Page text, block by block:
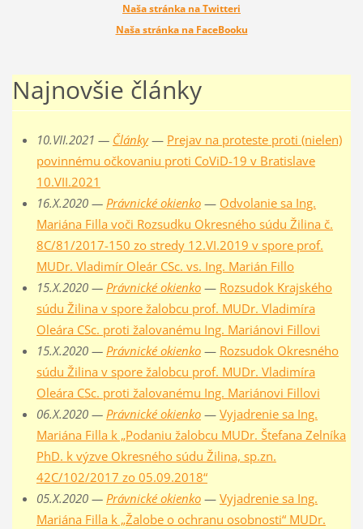
Naša stránka na Twitteri
Naša stránka na FaceBooku
Najnovšie články
10.VII.2021 — Články— Prejav na proteste proti (nielen)
povinnému očkovaniu proti CoViD-19 v Bratislave
10.VII.2021
16.X.2020 — Právnické okienko— Odvolanie sa Ing.
Mariána Filla voči Rozsudku Okresného súdu Žilina č.
8C/81/2017-150 zo stredy 12.VI.2019 v spore prof.
MUDr. Vladimír Oleár CSc. vs. Ing. Marián Fillo
15.X.2020 — Právnické okienko— Rozsudok Krajského
súdu Žilina v spore žalobcu prof. MUDr. Vladimíra
Oleára CSc. proti žalovanému Ing. Mariánovi Fillovi
15.X.2020 — Právnické okienko— Rozsudok Okresného
súdu Žilina v spore žalobcu prof. MUDr. Vladimíra
Oleára CSc. proti žalovanému Ing. Mariánovi Fillovi
06.X.2020 — Právnické okienko— Vyjadrenie sa Ing.
Mariána Filla k „Podaniu žalobcu MUDr. Štefana Zelníka
PhD. k výzve Okresného súdu Žilina, sp.zn.
42C/102/2017 zo 05.09.2018“
05.X.2020 — Právnické okienko— Vyjadrenie sa Ing.
Mariána Filla k „Žalobe o ochranu osobnosti“ MUDr.